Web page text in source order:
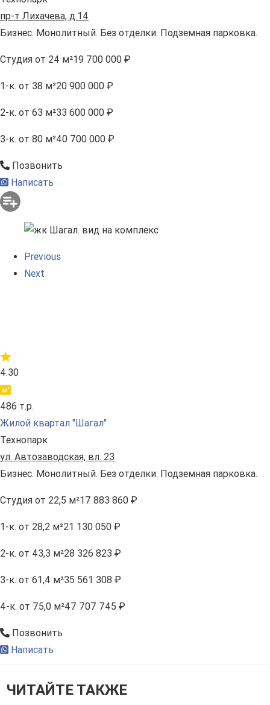
пр-т Лихачева, д.14
Бизнес. Монолитный. Без отделки. Подземная парковка.
Студия от 24 м²19 700 000 ₽
1-к. от 38 м²20 900 000 ₽
2-к. от 63 м²33 600 000 ₽
3-к. от 80 м²40 700 000 ₽
Позвонить
Написать
Previous
Next
4.30
486 т.р.
Жилой квартал "Шагал"
Технопарк
ул. Автозаводская, вл. 23
Бизнес. Монолитный. Без отделки. Подземная парковка.
Студия от 22,5 м²17 883 860 ₽
1-к. от 28,2 м²21 130 050 ₽
2-к. от 43,3 м²28 326 823 ₽
3-к. от 61,4 м²35 561 308 ₽
4-к. от 75,0 м²47 707 745 ₽
Позвонить
Написать
ЧИТАЙТЕ ТАКЖЕ